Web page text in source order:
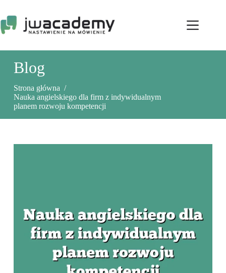
treści
Blog
Strona główna /
Nauka angielskiego dla firm z indywidualnym
planem rozwoju kompetencji